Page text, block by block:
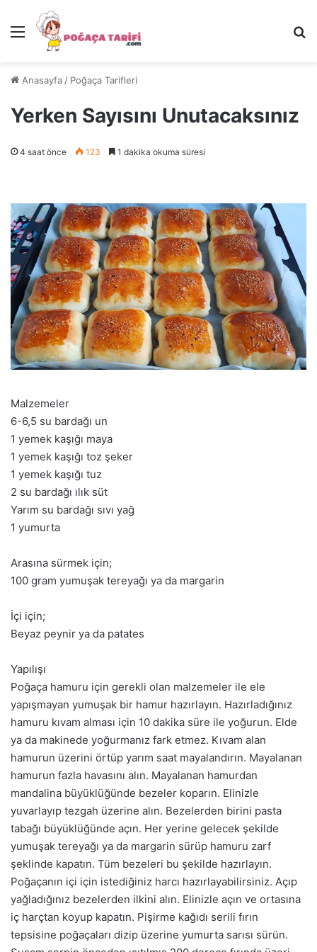
Menü
Anasayfa / Poğaça Tarifleri
Yerken Sayısını Unutacaksınız
4 saat önce 123 1 dakika okuma süresi
Malzemeler
6-6,5 su bardağı un
1 yemek kaşığı maya
1 yemek kaşığı toz şeker
1 yemek kaşığı tuz
2 su bardağı ılık süt
Yarım su bardağı sıvı yağ
1 yumurta
Arasına sürmek için;
100 gram yumuşak tereyağı ya da margarin
İçi için;
Beyaz peynir ya da patates
Yapılışı
Poğaça hamuru için gerekli olan malzemeler ile ele
yapışmayan yumuşak bir hamur hazırlayın. Hazırladığınız
hamuru kıvam alması için 10 dakika süre ile yoğurun. Elde
ya da makinede yoğurmanız fark etmez. Kıvam alan
hamurun üzerini örtüp yarım saat mayalandırın. Mayalanan
hamurun fazla havasını alın. Mayalanan hamurdan
mandalina büyüklüğünde bezeler koparın. Elinizle
yuvarlayıp tezgah üzerine alın. Bezelerden birini pasta
tabağı büyüklüğünde açın. Her yerine gelecek şekilde
yumuşak tereyağı ya da margarin sürüp hamuru zarf
şeklinde kapatın. Tüm bezeleri bu şekilde hazırlayın.
Poğaçanın içi için istediğiniz harcı hazırlayabilirsiniz. Açıp
yağladığınız bezelerden ilkini alın. Elinizle açın ve ortasına
iç harçtan koyup kapatın. Pişirme kağıdı serili fırın
tepsisine poğaçaları dizip üzerine yumurta sarısı sürün.